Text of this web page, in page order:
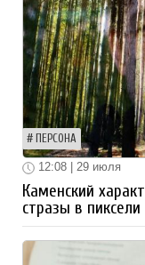
ПЕРСОНА
12:08 | 29 июля
Каменский
стразы в пиксели